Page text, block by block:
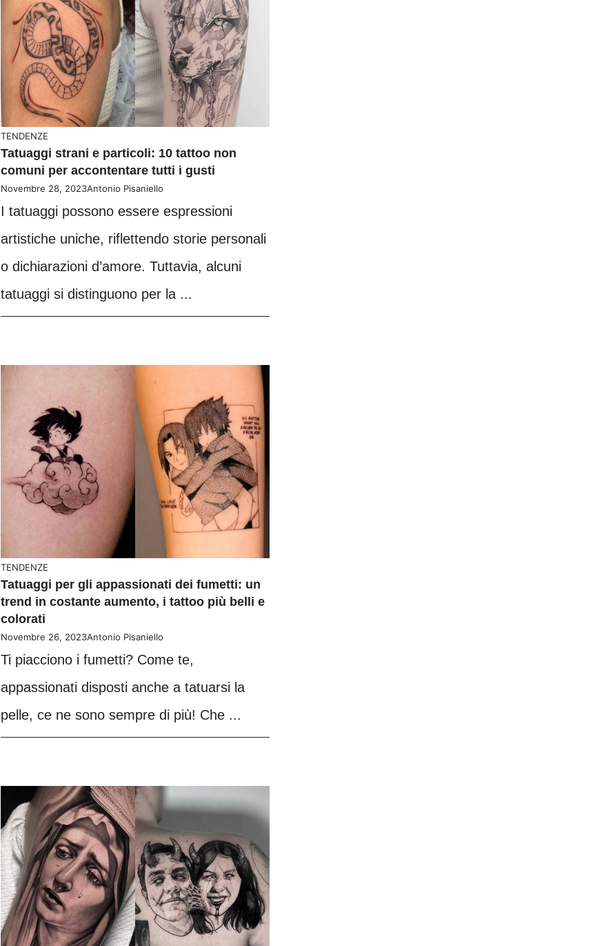
TENDENZE
Tatuaggi strani e particoli: 10 tattoo non
comuni per accontentare tutti i gusti
Novembre 28, 2023Antonio Pisaniello
I tatuaggi possono essere espressioni
artistiche uniche, riflettendo storie personali
o dichiarazioni d’amore. Tuttavia, alcuni
tatuaggi si distinguono per la ...
TENDENZE
Tatuaggi per gli appassionati dei fumetti: un
trend in costante aumento, i tattoo più belli e
colorati
Novembre 26, 2023Antonio Pisaniello
Ti piacciono i fumetti? Come te,
appassionati disposti anche a tatuarsi la
pelle, ce ne sono sempre di più! Che ...